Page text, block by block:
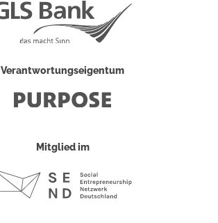
Verantwortungseigentum
Mitglied im